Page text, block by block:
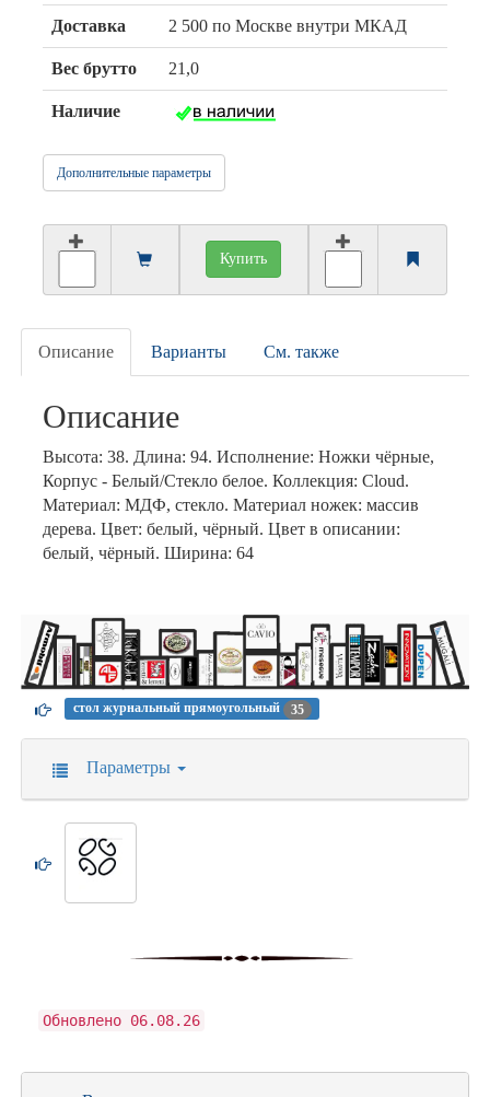
Доставка 2 500 по Москве внутри МКАД
Вес брутто 21,0
Наличие
Дополнительные параметры
Купить
Описание Варианты См. также
Описание
Высота: 38. Длина: 94. Исполнение: Ножки чёрные,
Корпус - Белый/Стекло белое. Коллекция: Cloud.
Материал: МДФ, стекло. Материал ножек: массив
дерева. Цвет: белый, чёрный. Цвет в описании:
белый, чёрный. Ширина: 64
стол журнальный прямоугольный 35
Параметры
Обновлено 06.08.26